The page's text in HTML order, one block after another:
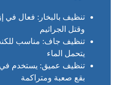
تنظيف بالبخار: فعال في
وقتل الجراثيم
تنظيف جاف: مناسب
يتحمل الماء
تنظيف عميق: يستخدم في
بقع صعبة ومتراكمة